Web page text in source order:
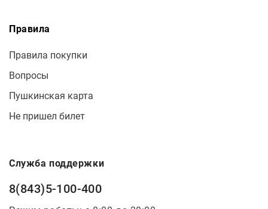
Правила
Правила покупки
Вопросы
Пушкинская карта
Не пришел билет
Служба поддержки
8(843)5-100-400